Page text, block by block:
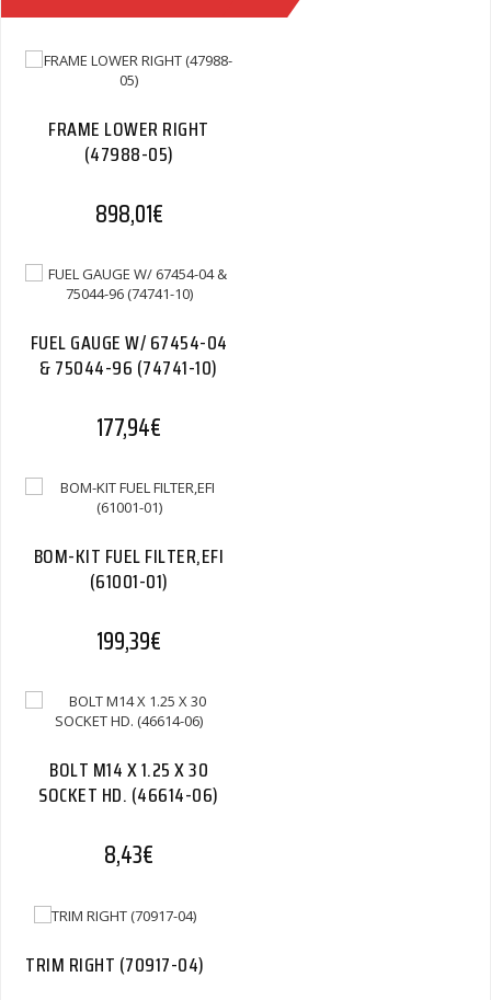
FRAME LOWER RIGHT
(47988-05)
898,01€
FUEL GAUGE W/ 67454-04
& 75044-96 (74741-10)
177,94€
BOM-KIT FUEL FILTER,EFI
(61001-01)
199,39€
BOLT M14 X 1.25 X 30
SOCKET HD. (46614-06)
8,43€
TRIM RIGHT (70917-04)